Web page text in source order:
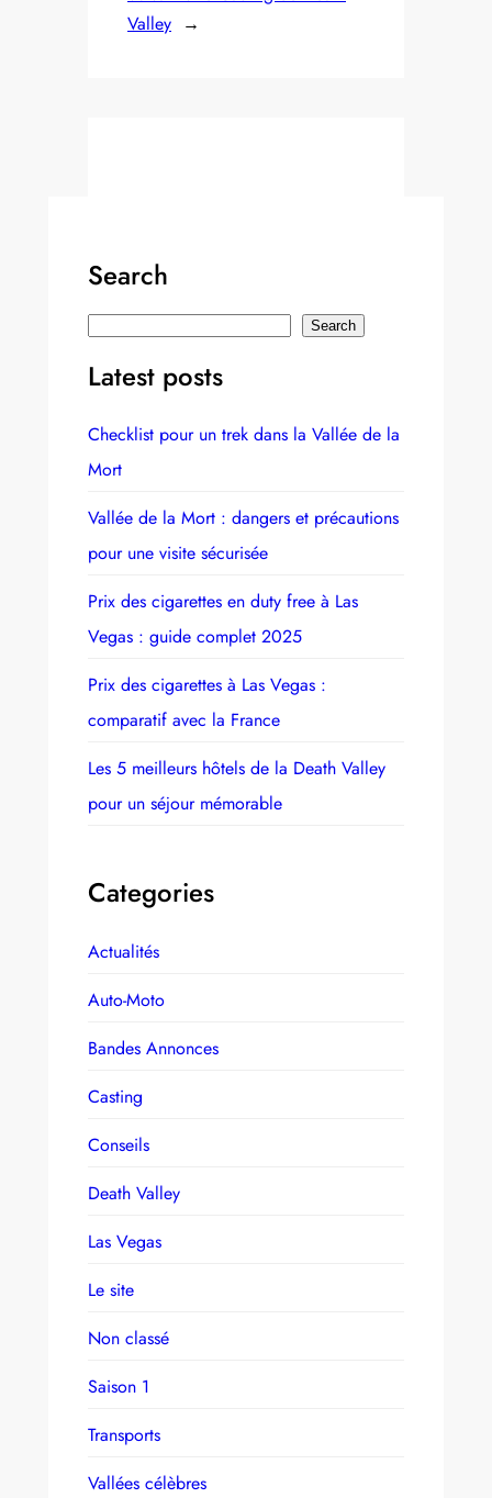
Valley →
Search
a
c
h
Search
Latest posts
Checklist pour un trek dans la Vallée de la
Mort
Vallée de la Mort : dangers et précautions
pour une visite sécurisée
Prix des cigarettes en duty free à Las
Vegas : guide complet 2025
Prix des cigarettes à Las Vegas :
comparatif avec la France
Les 5 meilleurs hôtels de la Death Valley
pour un séjour mémorable
Categories
Actualités
Auto-Moto
Bandes Annonces
Casting
Conseils
Death Valley
Las Vegas
Le site
Non classé
Saison 1
Transports
Vallées célèbres